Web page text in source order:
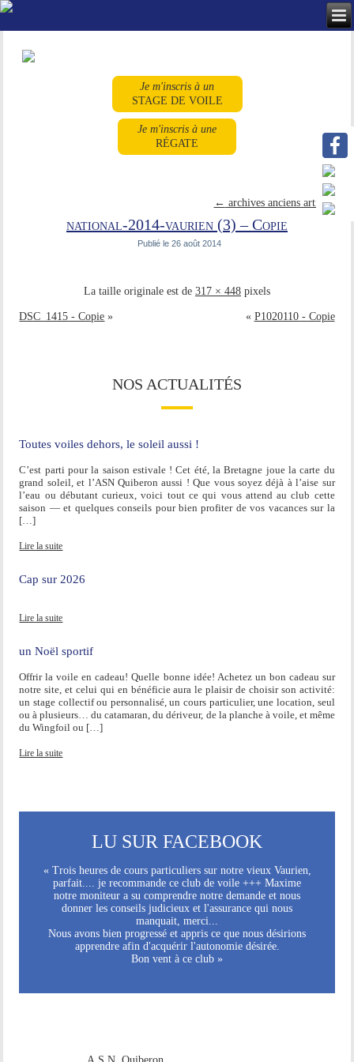
Je m'inscris à un
STAGE DE VOILE
Je m'inscris à une
RÉGATE
← archives anciens articles
national-2014-vaurien (3) – Copie
Publié le 26 août 2014
La taille originale est de 317 × 448 pixels
DSC_1415 - Copie » « P1020110 - Copie
NOS ACTUALITÉS
Toutes voiles dehors, le soleil aussi !
C’est parti pour la saison estivale ! Cet été, la Bretagne joue la carte du
grand soleil, et l’ASN Quiberon aussi ! Que vous soyez déjà à l’aise sur
l’eau ou débutant curieux, voici tout ce qui vous attend au club cette
saison — et quelques conseils pour bien profiter de vos vacances sur la
[…]
Lire la suite
Cap sur 2026
Lire la suite
un Noël sportif
Offrir la voile en cadeau! Quelle bonne idée! Achetez un bon cadeau sur
notre site, et celui qui en bénéficie aura le plaisir de choisir son activité:
un stage collectif ou personnalisé, un cours particulier, une location, seul
ou à plusieurs… du catamaran, du dériveur, de la planche à voile, et même
du Wingfoil ou […]
Lire la suite
LU SUR FACEBOOK
« Trois heures de cours particuliers sur notre vieux Vaurien,
parfait.... je recommande ce club de voile +++ Maxime
notre moniteur a su comprendre notre demande et nous
donner les conseils judicieux et l'assurance qui nous
manquait, merci...
Nous avons bien progressé et appris ce que nous désirions
apprendre afin d'acquérir l'autonomie désirée.
Bon vent à ce club »